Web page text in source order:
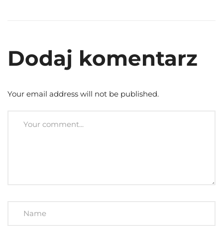
Dodaj komentarz
Your email address will not be published.